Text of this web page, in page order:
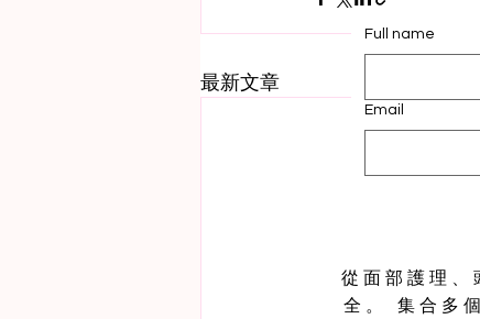
最新文章
Full name
Email
從面部護理
全。 集合多